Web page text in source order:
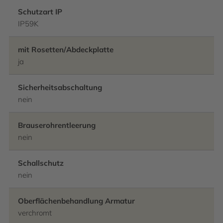
Schutzart IP
IP59K
mit Rosetten/Abdeckplatte
ja
Sicherheitsabschaltung
nein
Brauserohrentleerung
nein
Schallschutz
nein
Oberflächenbehandlung Armatur
verchromt